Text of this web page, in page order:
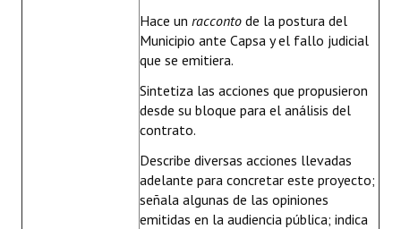
Hace un racconto de la postura del
Municipio ante Capsa y el fallo judicial
que se emitiera.
Sintetiza las acciones que propusieron
desde su bloque para el análisis del
contrato.
Describe diversas acciones llevadas
adelante para concretar este proyecto;
señala algunas de las opiniones
emitidas en la audiencia pública; indica